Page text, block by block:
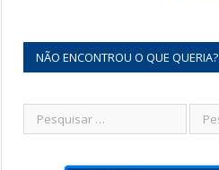
NÃO ENCONTROU O QUE QUERIA?